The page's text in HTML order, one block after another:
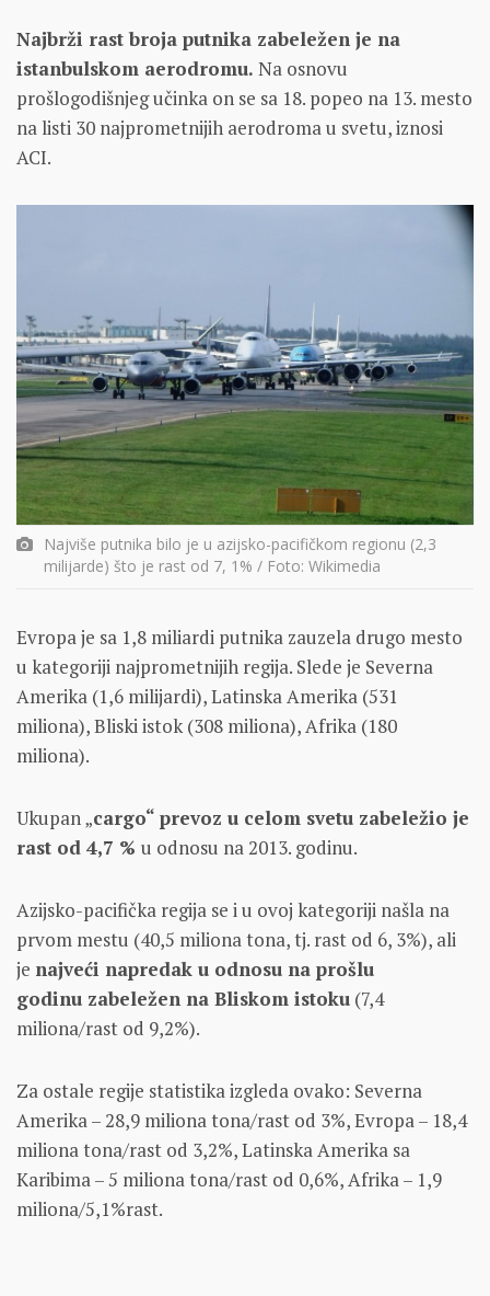
Najbrži rast broja putnika zabeležen je na
istanbulskom aerodromu. Na osnovu
prošlogodišnjeg učinka on se sa 18. popeo na 13. mesto
na listi 30 najprometnijih aerodroma u svetu, iznosi
ACI.
Najviše putnika bilo je u azijsko-pacifičkom regionu (2,3
milijarde) što je rast od 7, 1% / Foto: Wikimedia
Evropa je sa 1,8 miliardi putnika zauzela drugo mesto
u kategoriji najprometnijih regija. Slede je Severna
Amerika (1,6 milijardi), Latinska Amerika (531
miliona), Bliski istok (308 miliona), Afrika (180
miliona).
Ukupan „cargo“ prevoz u celom svetu zabeležio je
rast od 4,7 % u odnosu na 2013. godinu.
Azijsko-pacifička regija se i u ovoj kategoriji našla na
prvom mestu (40,5 miliona tona, tj. rast od 6, 3%), ali
je najveći napredak u odnosu na prošlu
godinu zabeležen na Bliskom istoku (7,4
miliona/rast od 9,2%).
Za ostale regije statistika izgleda ovako: Severna
Amerika – 28,9 miliona tona/rast od 3%, Evropa – 18,4
miliona tona/rast od 3,2%, Latinska Amerika sa
Karibima – 5 miliona tona/rast od 0,6%, Afrika – 1,9
miliona/5,1%rast.